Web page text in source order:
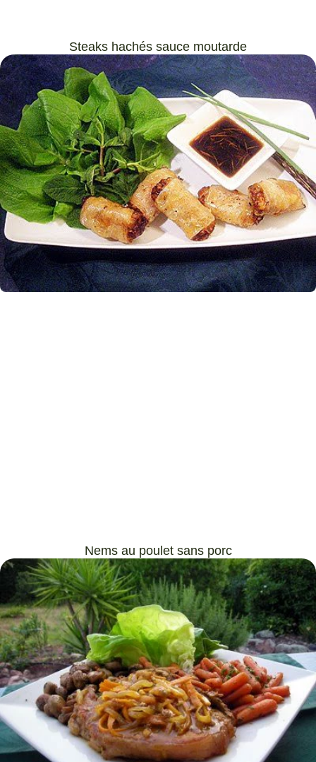
Steaks hachés sauce moutarde
Nems au poulet sans porc